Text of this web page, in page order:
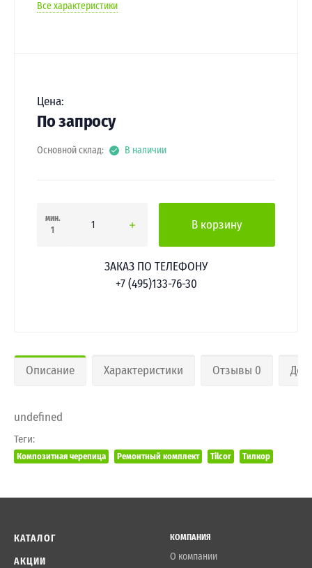
Все характеристики
Цена:
По запросу
Основной склад: В наличии
мин.
1
В корзину
ЗАКАЗ ПО ТЕЛЕФОНУ
+7 (495)133-76-30
Описание Характеристики Отзывы 0
undefined
Теги:
Композитная черепица Ремонтный комплект Tilcor Тилкор
КАТАЛОГ
АКЦИИ
КОМПАНИЯ
О компании